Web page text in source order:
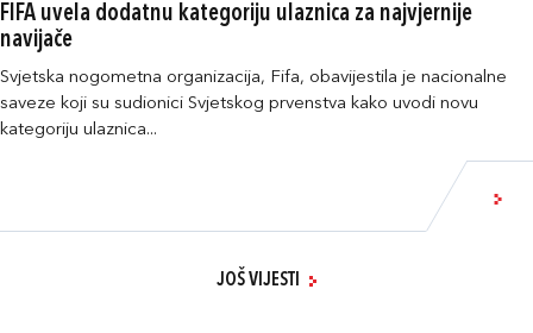
FIFA uvela dodatnu kategoriju ulaznica za najvjernije
navijače
Svjetska nogometna organizacija, Fifa, obavijestila je nacionalne
saveze koji su sudionici Svjetskog prvenstva kako uvodi novu
kategoriju ulaznica...
JOŠ VIJESTI